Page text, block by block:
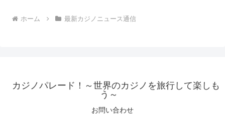
ホーム 最新カジノニュース通信
カジノパレード！～世界のカジノを旅行して楽しも
う～
お問い合わせ